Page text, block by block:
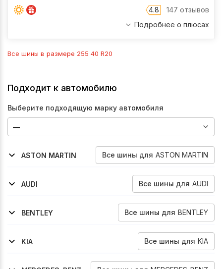
4.8
147 отзывов
Подробнее о плюсах
Все шины в размере 255 40 R20
Подходит к автомобилю
Выберите подходящую марку автомобиля
ASTON MARTIN Все шины для ASTON MARTIN
2016-2023
2017-2023
2018-2026
AUDI
Все шины для AUDI
2019-2026
2018-2026
2012-2019
2018-2026
2019-2024
2020-2024
2020-2026
2020-2026
2020-2026
2025-2026
2021-2026
2025-2026
BENTLEY
Все шины для BENTLEY
2006-2010
2008-2011
2005-2013
2003-2010
2006-2010
KIA
Все шины для KIA
2016-2022